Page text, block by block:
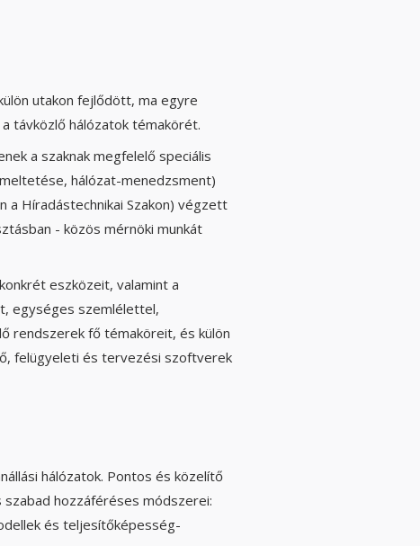
utakon fejlődött, ma egyre
távközlő hálózatok témakörét.
a szaknak megfelelő speciális
hálózat-menedzsment)
a Híradástechnikai Szakon) végzett
- közös mérnöki munkát
eszközeit, valamint a
egységes szemlélettel,
rendszerek fő témaköreit, és külön
felügyeleti és tervezési szoftverek
hálózatok. Pontos és közelítő
hozzáféréses módszerei:
és teljesítőképesség-